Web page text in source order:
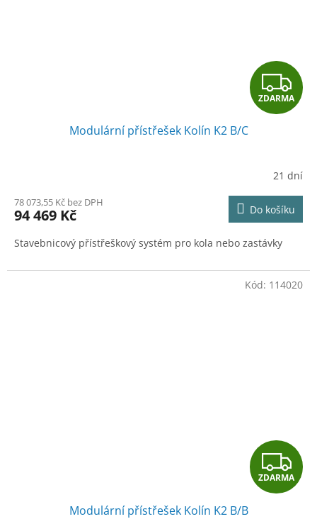
Z
D
R
M
A
ZDARMA
Modulární přístřešek Kolín K2 B/C
21 dní
78 073,55 Kč bez DPH
94 469 Kč Do košíku
Stavebnicový přístřeškový systém pro kola nebo zastávky
Z
D
ZDARMA
Modulární přístřešek Kolín K2 B/B
Kód: 114020